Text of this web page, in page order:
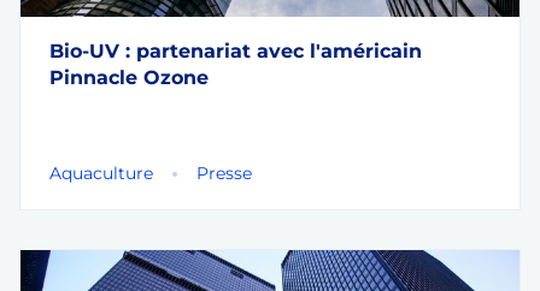
Bio-UV : partenariat avec l'américain
Pinnacle Ozone
Aquaculture Presse